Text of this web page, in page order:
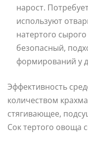
нарост.
используют
натертого
безопасный,
формирований у
Эффективность
количеством
стягивающее,
Сок тертого овоща